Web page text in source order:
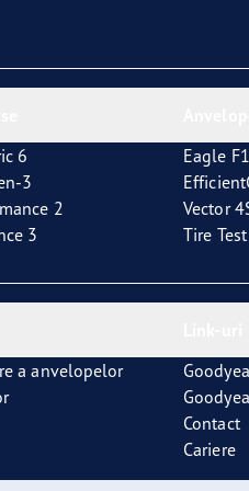
6
3
2
3
Eagle
Vector
Tire
a anvelopelor
Contact
Cariere